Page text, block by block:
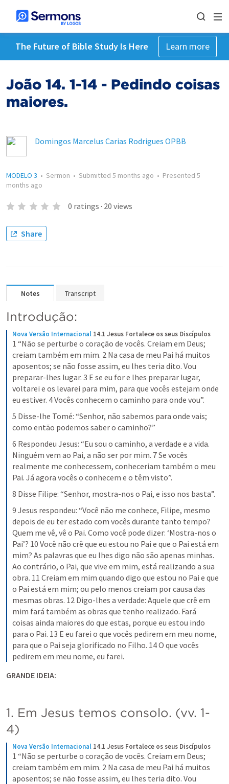
The Future of Bible Study Is Here Learn more
João 14. 1-14 - Pedindo coisas
maiores.
Domingos Marcelus Carias Rodrigues OPBB
MODELO 3 • Sermon • Submitted 5 months ago • Presented 5
months ago
0 ratings · 20 views
Share
Notes Transcript
Introdução:
Nova Versão Internacional 14.1 Jesus Fortalece os seus Discípulos
1 “Não se perturbe o coração de vocês. Creiam em Deus;
creiam também em mim. 2 Na casa de meu Pai há muitos
aposentos; se não fosse assim, eu lhes teria dito. Vou
preparar-lhes lugar. 3 E se eu for e lhes preparar lugar,
voltarei e os levarei para mim, para que vocês estejam onde
eu estiver. 4 Vocês conhecem o caminho para onde vou”.
5 Disse-lhe Tomé: “Senhor, não sabemos para onde vais;
como então podemos saber o caminho?”
6 Respondeu Jesus: “Eu sou o caminho, a verdade e a vida.
Ninguém vem ao Pai, a não ser por mim. 7 Se vocês
realmente me conhecessem, conheceriam também o meu
Pai. Já agora vocês o conhecem e o têm visto”.
8 Disse Filipe: “Senhor, mostra-nos o Pai, e isso nos basta”.
9 Jesus respondeu: “Você não me conhece, Filipe, mesmo
depois de eu ter estado com vocês durante tanto tempo?
Quem me vê, vê o Pai. Como você pode dizer: ‘Mostra-nos o
Pai’? 10 Você não crê que eu estou no Pai e que o Pai está em
mim? As palavras que eu lhes digo não são apenas minhas.
Ao contrário, o Pai, que vive em mim, está realizando a sua
obra. 11 Creiam em mim quando digo que estou no Pai e que
o Pai está em mim; ou pelo menos creiam por causa das
mesmas obras. 12 Digo-lhes a verdade: Aquele que crê em
mim fará também as obras que tenho realizado. Fará
coisas ainda maiores do que estas, porque eu estou indo
para o Pai. 13 E eu farei o que vocês pedirem em meu nome,
para que o Pai seja glorificado no Filho. 14 O que vocês
pedirem em meu nome, eu farei.
GRANDE IDEIA:
1. Em Jesus temos consolo. (vv. 1-
4)
Nova Versão Internacional 14.1 Jesus Fortalece os seus Discípulos
1 “Não se perturbe o coração de vocês. Creiam em Deus;
creiam também em mim. 2 Na casa de meu Pai há muitos
aposentos; se não fosse assim, eu lhes teria dito. Vou